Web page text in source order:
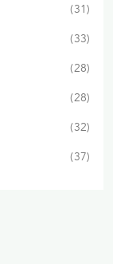
31
33
28
28
32
37